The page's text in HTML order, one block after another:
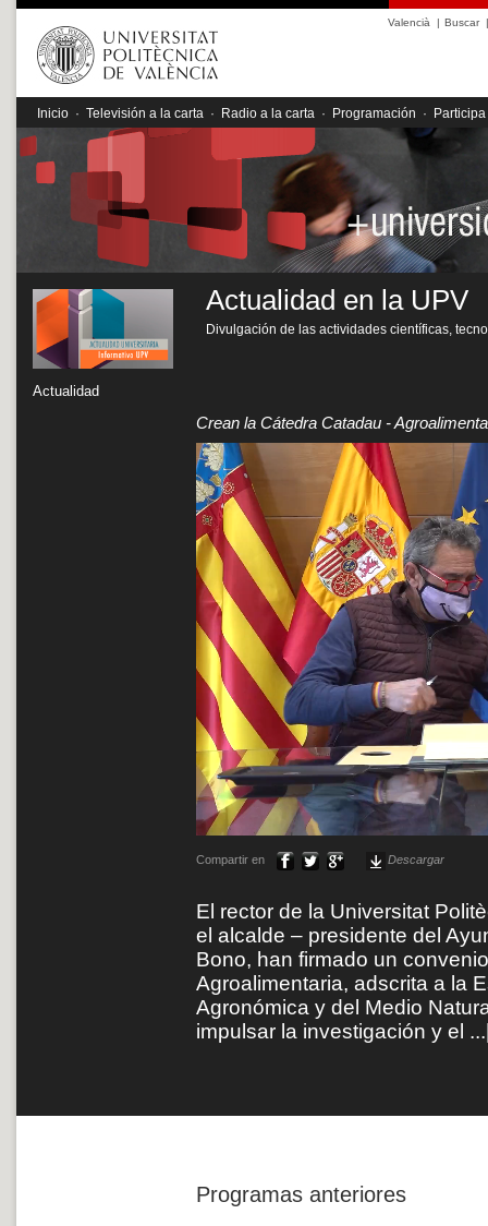
Valencià | Buscar|
Inicio · Televisión a la carta · Radio a la carta · Programación · Participa
Actualidad
Actualidad en la UPV
Divulgación de las actividades científicas,
Crean la Cátedra Catadau -
Compartir en Descargar
El rector de la Universitat
el alcalde – presidente del
Bono, han firmado un
Agroalimentaria, adscrita a la
Agronómica y del Medio
impulsar la investigación y el ...
Programas anteriores